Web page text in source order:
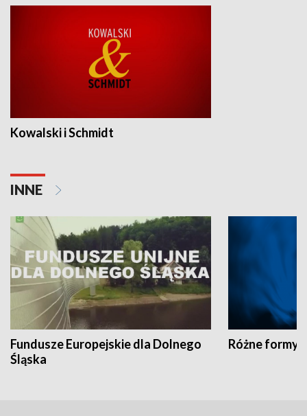
Kowalski i Schmidt
INNE
Fundusze Europejskie dla Dolnego
Śląska
Różne formy